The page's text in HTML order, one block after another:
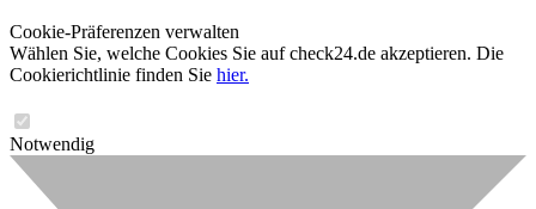
Cookie-Präferenzen verwalten
Wählen Sie, welche Cookies Sie auf check24.de akzeptieren. Die
Cookierichtlinie finden Sie hier.
Notwendig